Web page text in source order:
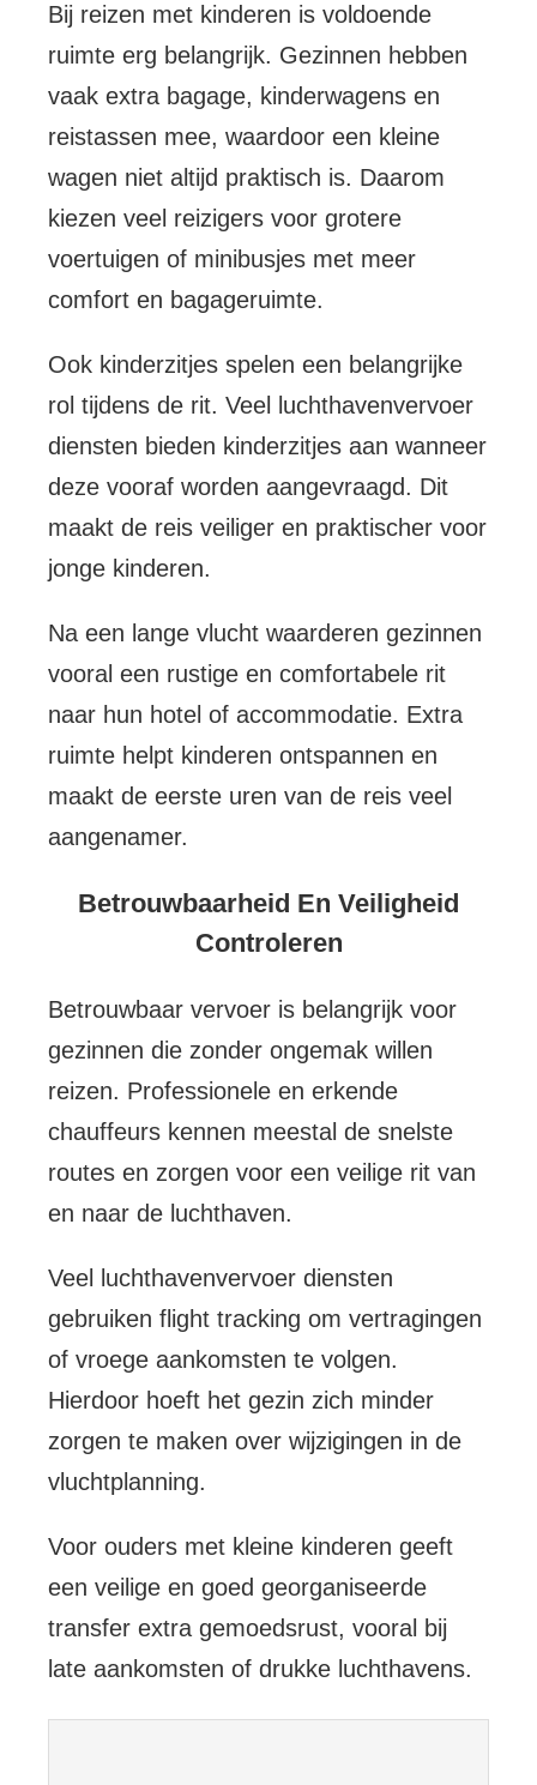
Bij reizen met kinderen is voldoende
ruimte erg belangrijk. Gezinnen hebben
vaak extra bagage, kinderwagens en
reistassen mee, waardoor een kleine
wagen niet altijd praktisch is. Daarom
kiezen veel reizigers voor grotere
voertuigen of minibusjes met meer
comfort en bagageruimte.
Ook kinderzitjes spelen een belangrijke
rol tijdens de rit. Veel luchthavenvervoer
diensten bieden kinderzitjes aan wanneer
deze vooraf worden aangevraagd. Dit
maakt de reis veiliger en praktischer voor
jonge kinderen.
Na een lange vlucht waarderen gezinnen
vooral een rustige en comfortabele rit
naar hun hotel of accommodatie. Extra
ruimte helpt kinderen ontspannen en
maakt de eerste uren van de reis veel
aangenamer.
Betrouwbaarheid En Veiligheid
Controleren
Betrouwbaar vervoer is belangrijk voor
gezinnen die zonder ongemak willen
reizen. Professionele en erkende
chauffeurs kennen meestal de snelste
routes en zorgen voor een veilige rit van
en naar de luchthaven.
Veel luchthavenvervoer diensten
gebruiken flight tracking om vertragingen
of vroege aankomsten te volgen.
Hierdoor hoeft het gezin zich minder
zorgen te maken over wijzigingen in de
vluchtplanning.
Voor ouders met kleine kinderen geeft
een veilige en goed georganiseerde
transfer extra gemoedsrust, vooral bij
late aankomsten of drukke luchthavens.